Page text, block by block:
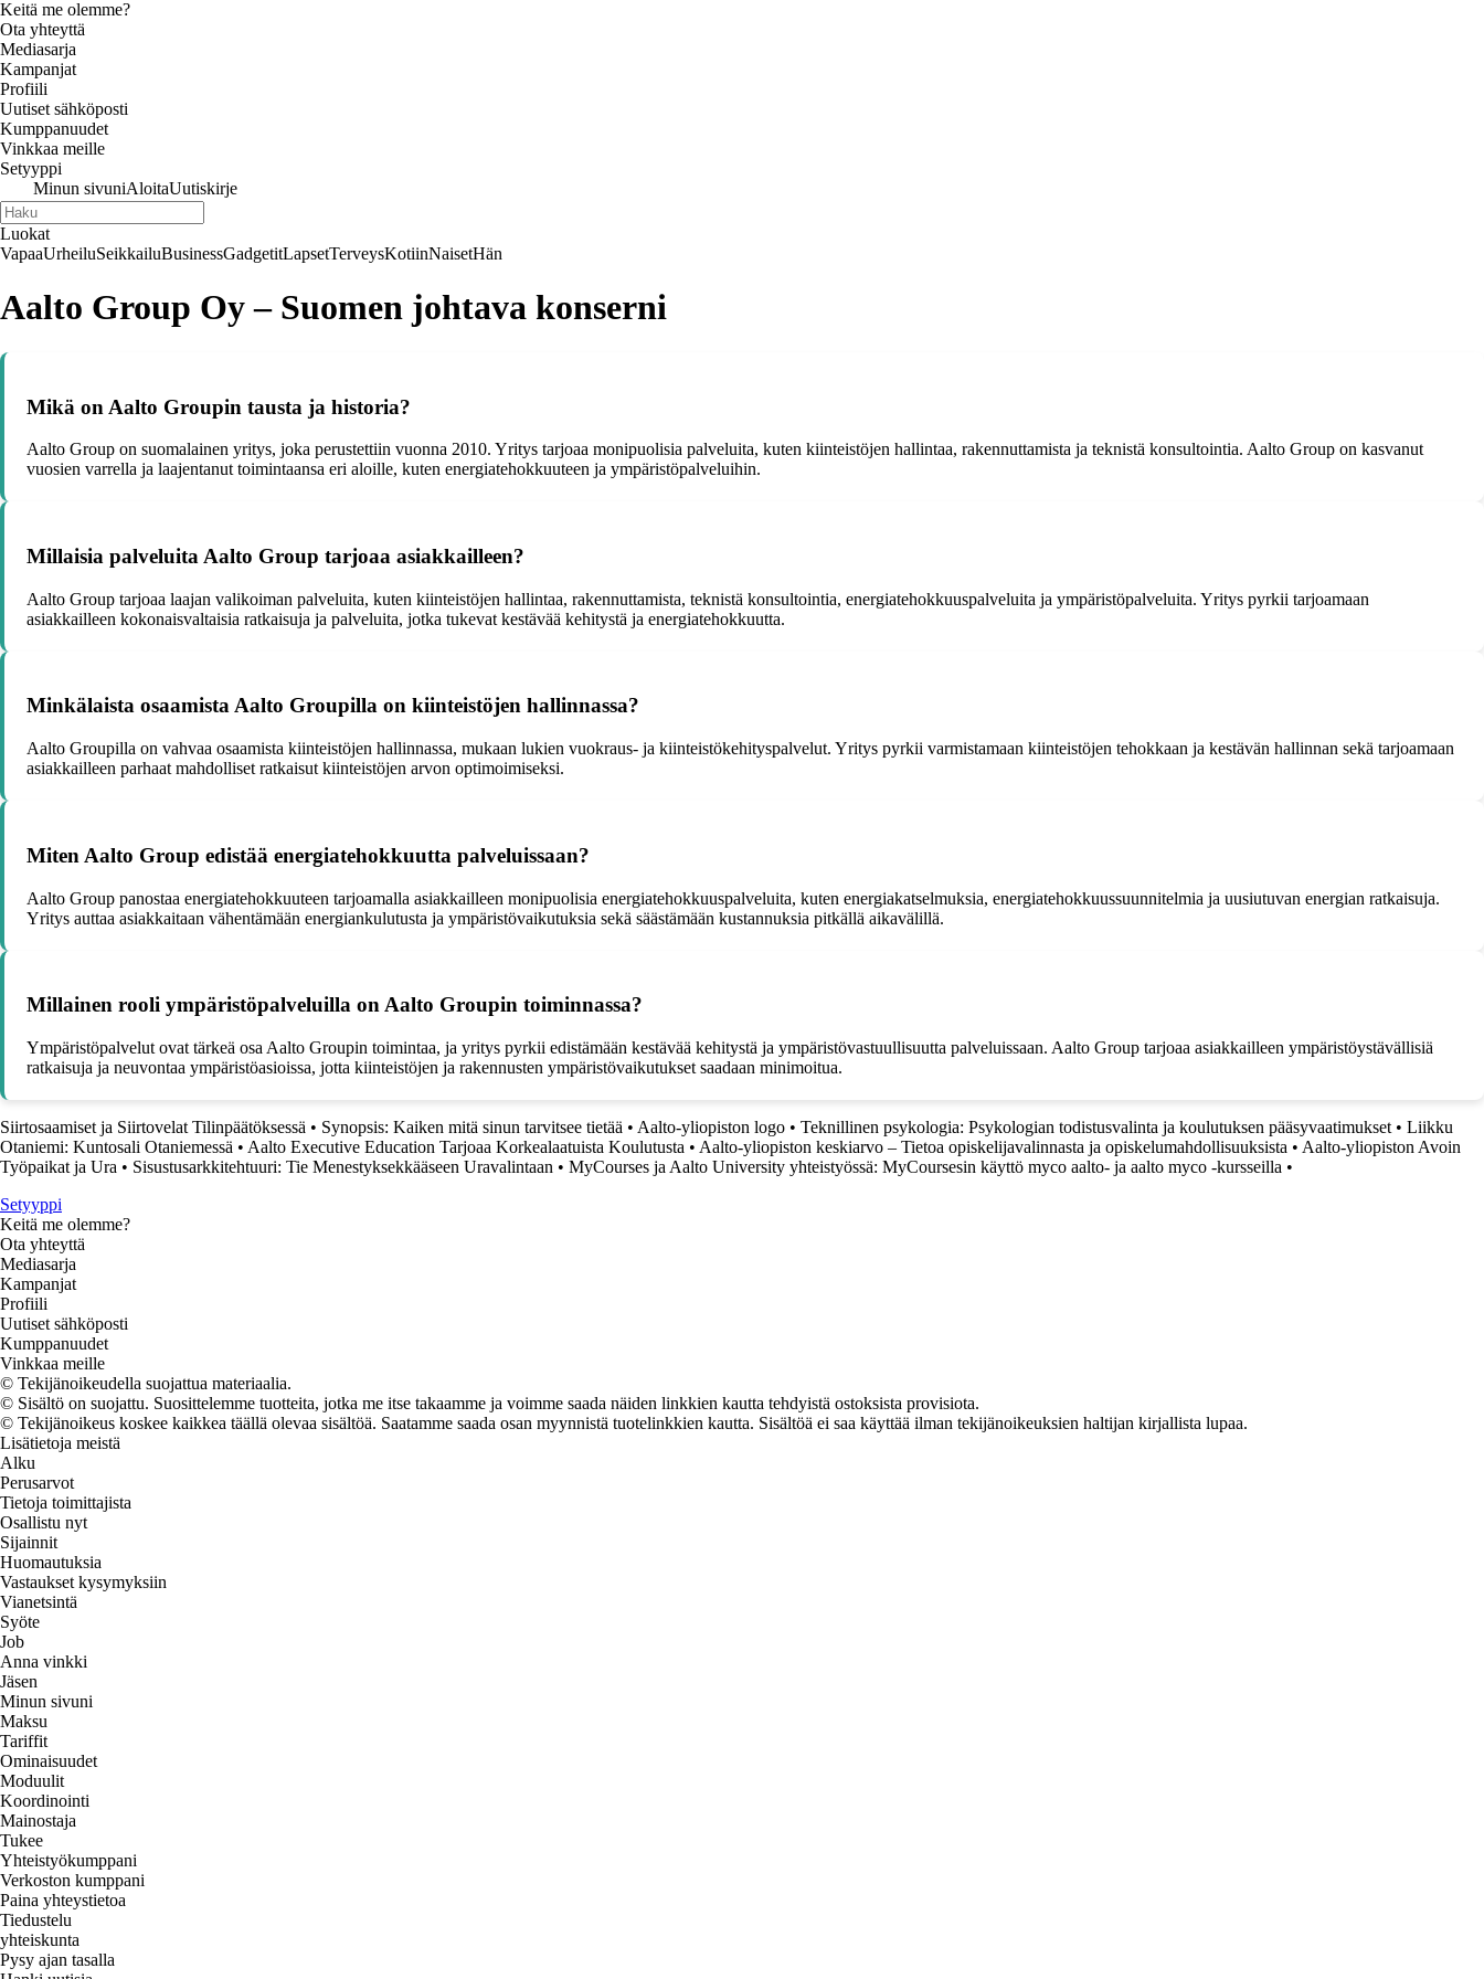
Keitä me olemme?
Ota yhteyttä
Mediasarja
Kampanjat
Profiili
Uutiset sähköposti
Kumppanuudet
Vinkkaa meille
Setyyppi
Minun sivuniAloitaUutiskirje
Luokat
VapaaUrheiluSeikkailuBusinessGadgetitLapsetTerveysKotiinNaisetHän
Aalto Group Oy – Suomen johtava konserni
Mikä on Aalto Groupin tausta ja historia?
Aalto Group on suomalainen yritys, joka perustettiin vuonna 2010. Yritys tarjoaa monipuolisia palveluita, kuten kiinteistöjen hallintaa, rakennuttamista ja teknistä konsultointia. Aalto Group on kasvanut
vuosien varrella ja laajentanut toimintaansa eri aloille, kuten energiatehokkuuteen ja ympäristöpalveluihin.
Millaisia palveluita Aalto Group tarjoaa asiakkailleen?
Aalto Group tarjoaa laajan valikoiman palveluita, kuten kiinteistöjen hallintaa, rakennuttamista, teknistä konsultointia, energiatehokkuuspalveluita ja ympäristöpalveluita. Yritys pyrkii tarjoamaan
asiakkailleen kokonaisvaltaisia ratkaisuja ja palveluita, jotka tukevat kestävää kehitystä ja energiatehokkuutta.
Minkälaista osaamista Aalto Groupilla on kiinteistöjen hallinnassa?
Aalto Groupilla on vahvaa osaamista kiinteistöjen hallinnassa, mukaan lukien vuokraus- ja kiinteistökehityspalvelut. Yritys pyrkii varmistamaan kiinteistöjen tehokkaan ja kestävän hallinnan sekä tarjoamaan
asiakkailleen parhaat mahdolliset ratkaisut kiinteistöjen arvon optimoimiseksi.
Miten Aalto Group edistää energiatehokkuutta palveluissaan?
Aalto Group panostaa energiatehokkuuteen tarjoamalla asiakkailleen monipuolisia energiatehokkuuspalveluita, kuten energiakatselmuksia, energiatehokkuussuunnitelmia ja uusiutuvan energian ratkaisuja.
Yritys auttaa asiakkaitaan vähentämään energiankulutusta ja ympäristövaikutuksia sekä säästämään kustannuksia pitkällä aikavälillä.
Millainen rooli ympäristöpalveluilla on Aalto Groupin toiminnassa?
Ympäristöpalvelut ovat tärkeä osa Aalto Groupin toimintaa, ja yritys pyrkii edistämään kestävää kehitystä ja ympäristövastuullisuutta palveluissaan. Aalto Group tarjoaa asiakkailleen ympäristöystävällisiä
ratkaisuja ja neuvontaa ympäristöasioissa, jotta kiinteistöjen ja rakennusten ympäristövaikutukset saadaan minimoitua.
Siirtosaamiset ja Siirtovelat Tilinpäätöksessä • Synopsis: Kaiken mitä sinun tarvitsee tietää • Aalto-yliopiston logo • Teknillinen psykologia: Psykologian todistusvalinta ja koulutuksen pääsyvaatimukset • Liikku
Otaniemi: Kuntosali Otaniemessä • Aalto Executive Education Tarjoaa Korkealaatuista Koulutusta • Aalto-yliopiston keskiarvo – Tietoa opiskelijavalinnasta ja opiskelumahdollisuuksista • Aalto-yliopiston Avoin
Työpaikat ja Ura • Sisustusarkkitehtuuri: Tie Menestyksekkääseen Uravalintaan • MyCourses ja Aalto University yhteistyössä: MyCoursesin käyttö myco aalto- ja aalto myco -kursseilla •
Setyyppi
Keitä me olemme?
Ota yhteyttä
Mediasarja
Kampanjat
Profiili
Uutiset sähköposti
Kumppanuudet
Vinkkaa meille
© Tekijänoikeudella suojattua materiaalia.
© Sisältö on suojattu. Suosittelemme tuotteita, jotka me itse takaamme ja voimme saada näiden linkkien kautta tehdyistä ostoksista provisiota.
© Tekijänoikeus koskee kaikkea täällä olevaa sisältöä. Saatamme saada osan myynnistä tuotelinkkien kautta. Sisältöä ei saa käyttää ilman tekijänoikeuksien haltijan kirjallista lupaa.
Lisätietoja meistä
Alku
Perusarvot
Tietoja toimittajista
Osallistu nyt
Sijainnit
Huomautuksia
Vastaukset kysymyksiin
Vianetsintä
Syöte
Job
Anna vinkki
Jäsen
Minun sivuni
Maksu
Tariffit
Ominaisuudet
Moduulit
Koordinointi
Mainostaja
Tukee
Yhteistyökumppani
Verkoston kumppani
Paina yhteystietoa
Tiedustelu
yhteiskunta
Pysy ajan tasalla